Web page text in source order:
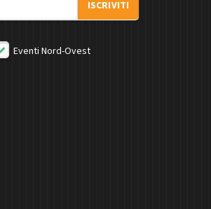
ISCRIVITI
Eventi Nord-Ovest